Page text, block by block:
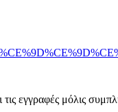
εγγραφές μόλις